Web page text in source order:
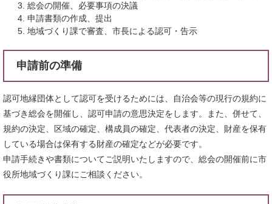
総会の開催、必要事項の決議
申請書類の作成、提出
地域づくり課で審査、市長による認可・告示
申請前の準備
認可地縁団体として認可を受けるためには、自治会等の現行の規約に
基づき総会を開催し、認可申請の意思決定をします。また、併せて、
規約の決定、区域の確定、構成員の確定、代表者の決定、財産を保有
している場合は保有する財産の確定などが必要です。
申請手続きや書類についてご説明いたしますので、総会の開催前に市
役所地域づくり課にご相談ください。